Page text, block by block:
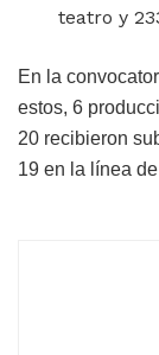
teatro y
En la
estos, 6
20 recibieron
19 en la línea